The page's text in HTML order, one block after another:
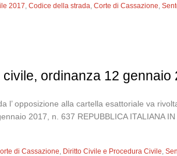
2017,Codice della strada,Corte di Cassazione,
ordinanza 12 gennaio
l’ opposizione alla cartella esattoriale va
2017, n. 637 REPUBBLICA ITALIANA
di Cassazione, Diritto Civile e Procedura Civile,